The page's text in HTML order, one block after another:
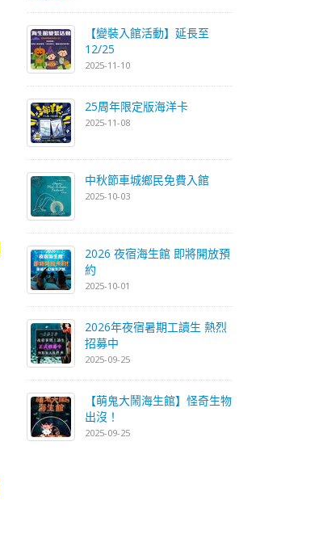
【變裝入館活動】延長至
12/25
2025-11-10
25周年限定版海洋卡
2025-11-08
中秋節車城鄉民免費入館
2025-10-03
2026 夜宿海生館 即將開放預
約
2025-10-01
2026年夜宿暑期工讀生 熱烈
招募中
2025-09-25
【萌鬼大鬧海生館】怪奇生物
出沒！
2025-09-25